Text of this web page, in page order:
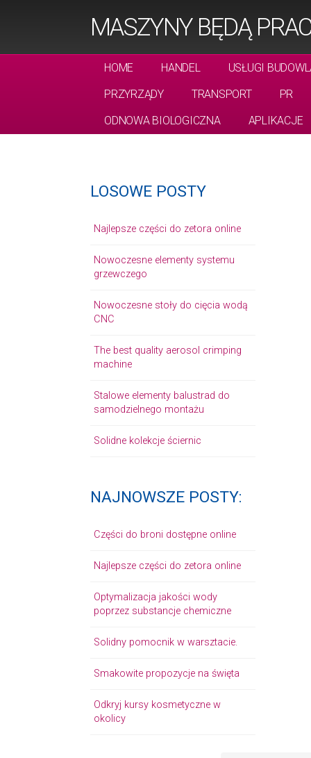
MASZYNY BĘDĄ
HOME HANDEL
USŁUGI
PRZYRZĄDY
TRANSPORT
PR
ODNOWA BIOLOGICZNA
APLIKACJE
LOSOWE POSTY
Najlepsze części do zetora online
Nowoczesne elementy systemu
grzewczego
Nowoczesne stoły do cięcia wodą
CNC
The best quality aerosol crimping
machine
Stalowe elementy balustrad do
samodzielnego montażu
Solidne kolekcje ściernic
NAJNOWSZE POSTY:
Części do broni dostępne online
Najlepsze części do zetora online
Optymalizacja jakości wody
poprzez substancje chemiczne
Solidny pomocnik w warsztacie.
Smakowite propozycje na święta
Odkryj kursy kosmetyczne w
okolicy